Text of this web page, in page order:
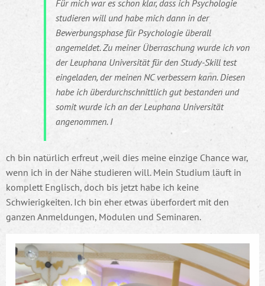
Für mich war es schon klar, dass ich Psychologie
studieren will und habe mich dann in der
Bewerbungsphase für Psychologie überall
angemeldet. Zu meiner Überraschung wurde ich von
der Leuphana Universität für den Study-Skill test
eingeladen, der meinen NC verbessern kann. Diesen
habe ich überdurchschnittlich gut bestanden und
somit wurde ich an der Leuphana Universität
angenommen. I
ch bin natürlich erfreut ,weil dies meine einzige Chance war,
wenn ich in der Nähe studieren will. Mein Studium läuft in
komplett Englisch, doch bis jetzt habe ich keine
Schwierigkeiten. Ich bin eher etwas überfordert mit den
ganzen Anmeldungen, Modulen und Seminaren.